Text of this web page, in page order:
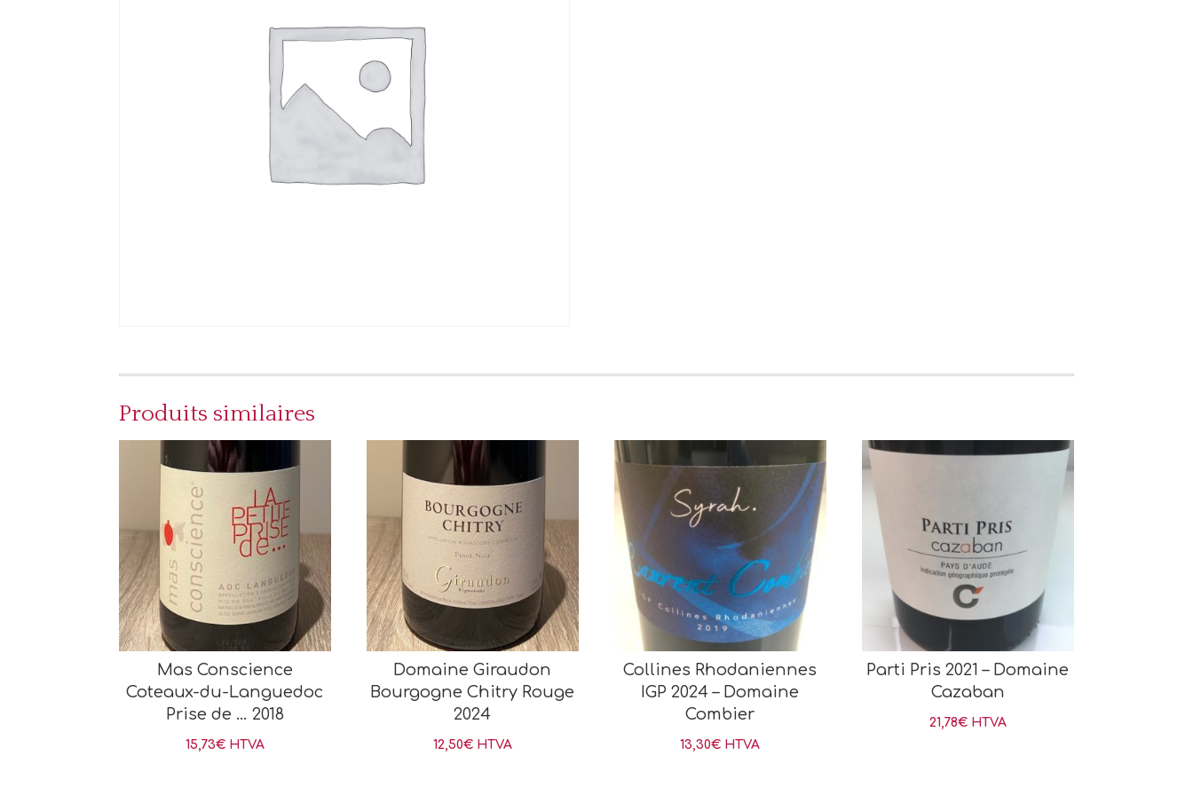
Produits similaires
Mas Conscience
Coteaux-du-Languedoc
Prise de … 2018
15,73€ HTVA
Domaine Giraudon
Bourgogne Chitry Rouge
2024
12,50€ HTVA
Collines Rhodaniennes
IGP 2024 – Domaine
Combier
13,30€ HTVA
Parti Pris 2021 – Domaine
Cazaban
21,78€ HTVA